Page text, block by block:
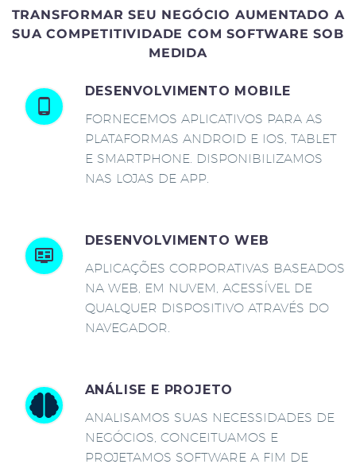
TRANSFORMAR SEU NEGÓCIO AUMENTADO A
SUA COMPETITIVIDADE COM SOFTWARE SOB
MEDIDA
DESENVOLVIMENTO MOBILE
FORNECEMOS APLICATIVOS PARA AS
PLATAFORMAS ANDROID E IOS, TABLET
E SMARTPHONE. DISPONIBILIZAMOS
NAS LOJAS DE APP.
DESENVOLVIMENTO WEB
APLICAÇÕES CORPORATIVAS BASEADOS
NA WEB, EM NUVEM, ACESSÍVEL DE
QUALQUER DISPOSITIVO ATRAVÉS DO
NAVEGADOR.
ANÁLISE E PROJETO
ANALISAMOS SUAS NECESSIDADES DE
NEGÓCIOS, CONCEITUAMOS E
PROJETAMOS SOFTWARE A FIM DE